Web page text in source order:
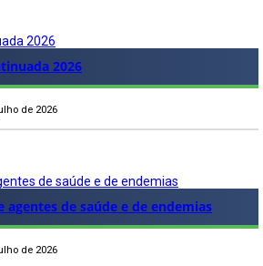
2026
2026
de 2026
de saúde e de endemias
agentes de saúde e de endemias
de 2026